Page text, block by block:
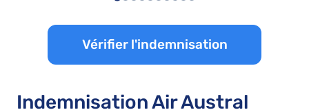
Vérifier l'indemnisation
Indemnisation Air Austral